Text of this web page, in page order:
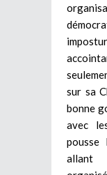
sur sa
bonne
avec
pousse
allant